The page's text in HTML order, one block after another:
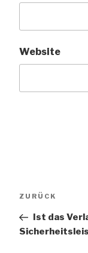
Website
Vorheriger
ZURÜCK
Ist das